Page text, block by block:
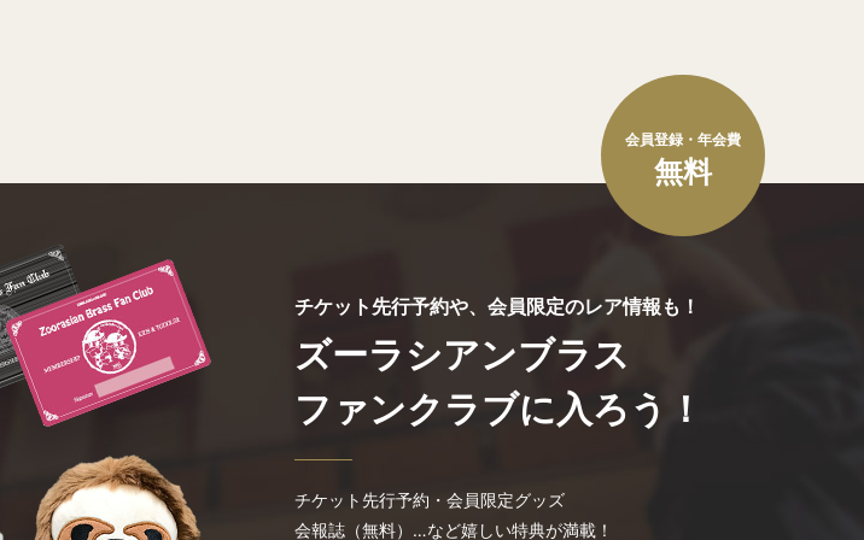
会員登録・年会費
無料
チケット先行予約や、会員限定のレア情報も！
ズーラシアンブラス
ファンクラブに入ろう！
チケット先行予約・会員限定グッズ
会報誌（無料）…など嬉しい特典が満載！